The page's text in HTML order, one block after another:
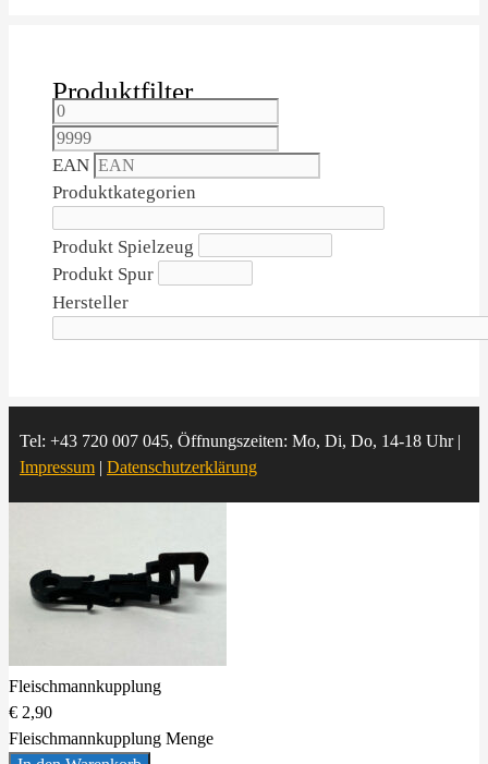
Produktfilter
EAN
Produktkategorien
Produkt Spielzeug
Produkt Spur
Hersteller
Tel: +43 720 007 045, Öffnungszeiten: Mo, Di, Do, 14-18 Uhr |
Impressum | Datenschutzerklärung
Fleischmannkupplung
€ 2,90
Fleischmannkupplung Menge